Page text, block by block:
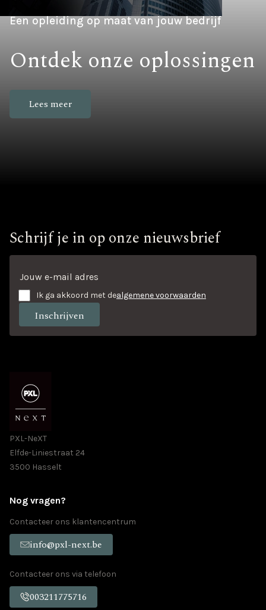
Een opleiding op maat van jouw bedrijf
Ontdek onze oplossingen
Lees meer
Schrijf je in op onze nieuwsbrief
Ik ga akkoord met dealgemene voorwaarden
PXL-NeXT
Elfde-Liniestraat 24
3500 Hasselt
Nog vragen?
Contacteer ons klantencentrum
info@pxl-next.be
Contacteer ons via telefoon
003211775716